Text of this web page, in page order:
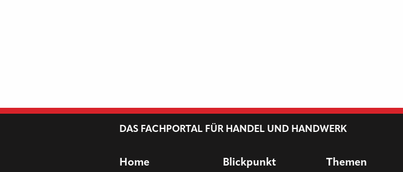
DAS FACHPORTAL FÜR HANDEL UND HANDWERK
Home Blickpunkt Themen